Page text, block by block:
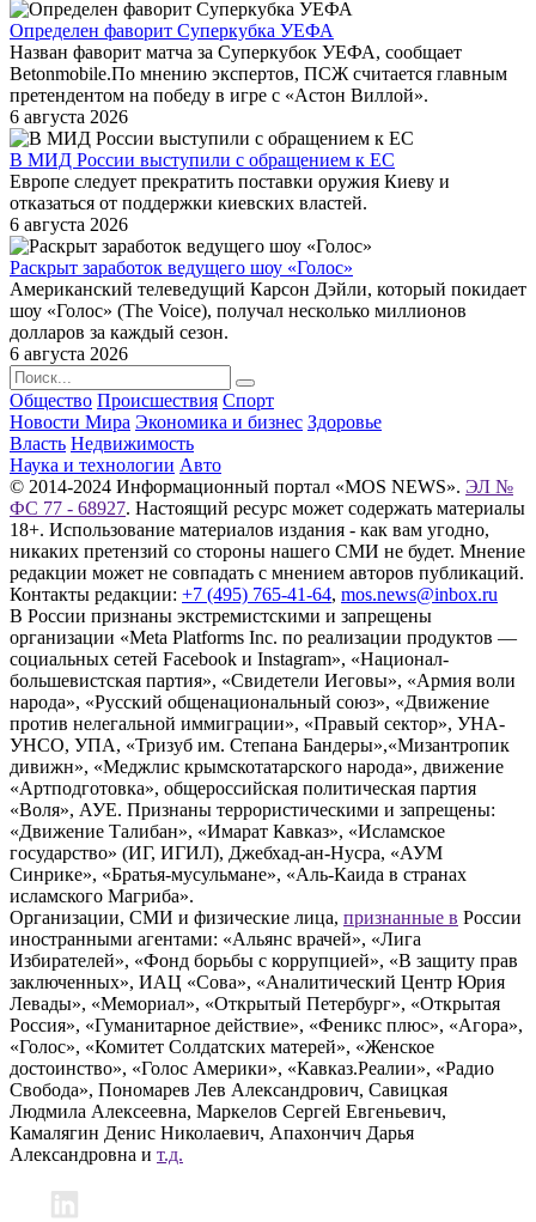
Определен фаворит Суперкубка УЕФА
Назван фаворит матча за Суперкубок УЕФА, сообщает
Betonmobile.По мнению экспертов, ПСЖ считается главным
претендентом на победу в игре с «Астон Виллой».
6 августа 2026
В МИД России выступили с обращением к ЕС
Европе следует прекратить поставки оружия Киеву и
отказаться от поддержки киевских властей.
6 августа 2026
Раскрыт заработок ведущего шоу «Голос»
Американский телеведущий Карсон Дэйли, который покидает
шоу «Голос» (The Voice), получал несколько миллионов
долларов за каждый сезон.
6 августа 2026
Общество Происшествия Спорт
Новости Мира Экономика и бизнес Здоровье
Власть Недвижимость
Наука и технологии Авто
© 2014-2024 Информационный портал «MOS NEWS». ЭЛ №
ФС 77 - 68927. Настоящий ресурс может содержать материалы
18+. Использование материалов издания - как вам угодно,
никаких претензий со стороны нашего СМИ не будет. Мнение
редакции может не совпадать с мнением авторов публикаций.
Контакты редакции: +7 (495) 765-41-64, mos.news@inbox.ru
В России признаны экстремистскими и запрещены
организации «Meta Platforms Inc. по реализации продуктов —
социальных сетей Facebook и Instagram», «Национал-
большевистская партия», «Свидетели Иеговы», «Армия воли
народа», «Русский общенациональный союз», «Движение
против нелегальной иммиграции», «Правый сектор», УНА-
УНСО, УПА, «Тризуб им. Степана Бандеры»,«Мизантропик
дивижн», «Меджлис крымскотатарского народа», движение
«Артподготовка», общероссийская политическая партия
«Воля», АУЕ. Признаны террористическими и запрещены:
«Движение Талибан», «Имарат Кавказ», «Исламское
государство» (ИГ, ИГИЛ), Джебхад-ан-Нусра, «АУМ
Синрике», «Братья-мусульмане», «Аль-Каида в странах
исламского Магриба».
Организации, СМИ и физические лица, признанные в России
иностранными агентами: «Альянс врачей», «Лига
Избирателей», «Фонд борьбы с коррупцией», «В защиту прав
заключенных», ИАЦ «Сова», «Аналитический Центр Юрия
Левады», «Мемориал», «Открытый Петербург», «Открытая
Россия», «Гуманитарное действие», «Феникс плюс», «Агора»,
«Голос», «Комитет Солдатских матерей», «Женское
достоинство», «Голос Америки», «Кавказ.Реалии», «Радио
Свобода», Пономарев Лев Александрович, Савицкая
Людмила Алексеевна, Маркелов Сергей Евгеньевич,
Камалягин Денис Николаевич, Апахончич Дарья
Александровна и т.д.